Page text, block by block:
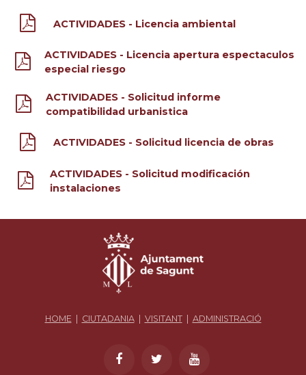
ACTIVIDADES - Licencia ambiental
ACTIVIDADES - Licencia apertura espectaculos
especial riesgo
ACTIVIDADES - Solicitud informe
compatibilidad urbanistica
ACTIVIDADES - Solicitud licencia de obras
ACTIVIDADES - Solicitud modificación
instalaciones
HOME| CIUTADANIA| VISITANT| ADMINISTRACIÓ